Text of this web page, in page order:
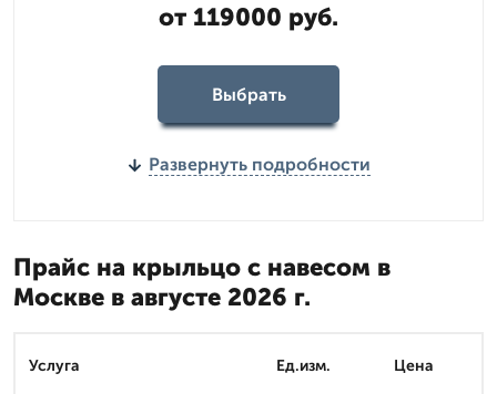
от 119000 руб.
Выбрать
Развернуть подробности
Прайс на крыльцо с навесом в
Москве в августе 2026 г.
Услуга Ед.изм. Цена